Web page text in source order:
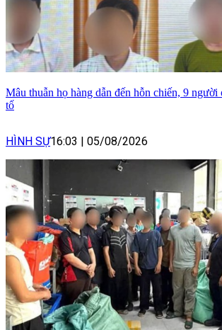
Mâu thuẫn họ hàng dẫn đến hỗn chiến, 9
tố
HÌNH SỰ16:03 05/08/2026